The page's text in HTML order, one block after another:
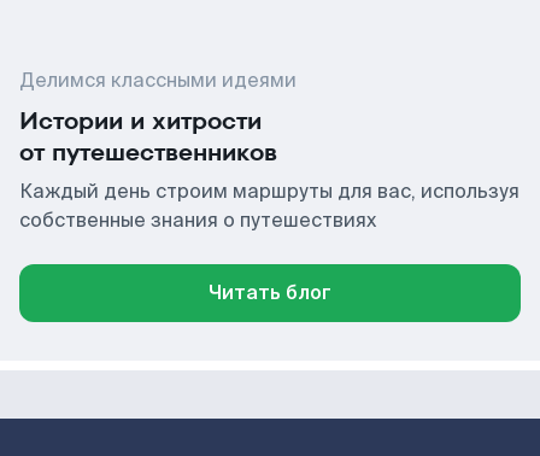
Делимся классными идеями
Истории и хитрости
от путешественников
Каждый день строим маршруты для вас, используя
собственные знания о путешествиях
Читать блог